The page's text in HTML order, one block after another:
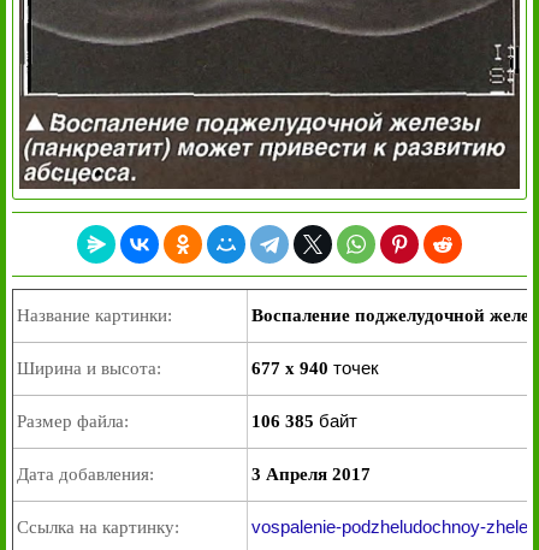
Название картинки: Воспаление поджелудочной
Ширина и высота: 677 x 940 точек
Размер файла: 106 385 байт
Дата добавления: 3 Апреля 2017
Ссылка на картинку: vospalenie-podzheludochnoy-